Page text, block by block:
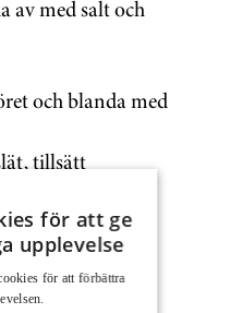
av med salt och
och blanda med
tillsätt
avmed salt,
för att ge
upplevelse
för att för­bättra